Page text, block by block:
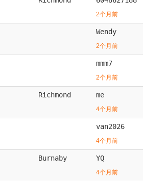
2个月前
Wendy
2个月前
mmm7
2个月前
Richmond me
4个月前
van2026
4个月前
Burnaby YQ
4个月前